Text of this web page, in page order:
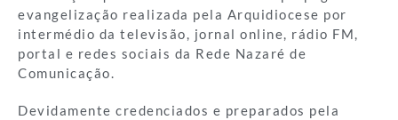
evangelização realizada pela Arquidiocese por
intermédio da televisão, jornal online, rádio FM,
portal e redes sociais da Rede Nazaré de
Comunicação.
Devidamente credenciados e preparados pela